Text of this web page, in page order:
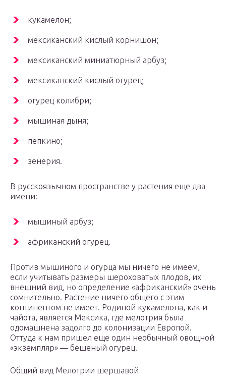
кукамелон;
мексиканский кислый корнишон;
мексиканский миниатюрный арбуз;
мексиканский кислый огурец;
огурец колибри;
мышиная дыня;
пепкино;
зенерия.
В русскоязычном пространстве у растения еще два
имени:
мышиный арбуз;
африканский огурец.
Против мышиного и огурца мы ничего не имеем,
если учитывать размеры шероховатых плодов, их
внешний вид, но определение «африканский» очень
сомнительно. Растение ничего общего с этим
континентом не имеет. Родиной кукамелона, как и
чайота, является Мексика, где мелотрия была
одомашнена задолго до колонизации Европой.
Оттуда к нам пришел еще один необычный овощной
«экземпляр» — бешеный огурец.
Общий вид Мелотрии шершавой